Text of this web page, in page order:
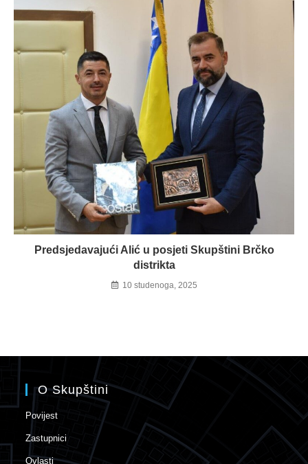
Predsjedavajući Alić u posjeti Skupštini Brčko
distrikta
10 studenoga, 2025
O Skupštini
Povijest
Zastupnici
Ovlasti